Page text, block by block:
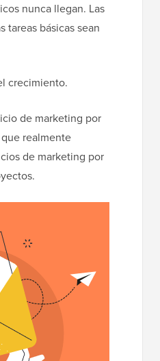
nunca llegan. Las
tareas básicas sean
crecimiento.
de marketing por
realmente
de marketing por